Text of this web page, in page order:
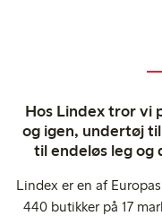
Hos Lindex tror vi
og igen, undertøj
til endeløs leg og
Lindex er en af
440 butikker på 17